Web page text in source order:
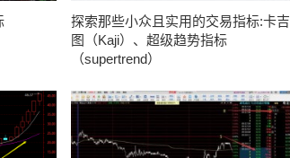
探索那些小众且实用的交易指标:卡吉
图（Kaji）、超级趋势指标
（supertrend）